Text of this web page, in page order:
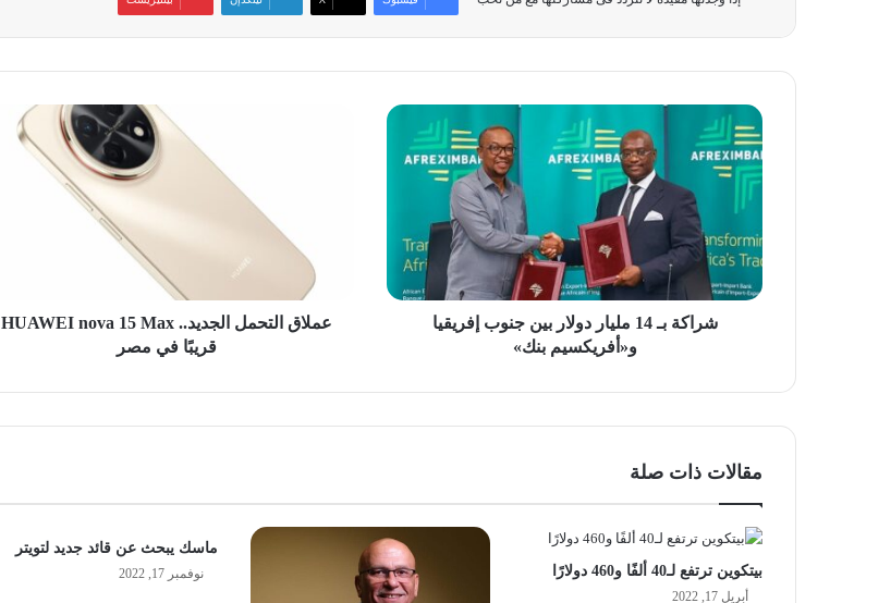
شراكة
بـ
14
مليار
دولار
جنوب
و«أفريكسيم
شراكة بـ 14 مليار دولار بين جنوب إفريقيا
و«أفريكسيم بنك»
مصر
عملاق التحمل الجديد.. HUAWEI nova 15 Max
قريبًا في مصر
مقالات ذات صلة
بيتكوين ترتفع لـ40 ألفًا و460 دولارًا
أبريل 17, 2022
ماسك يبحث عن قائد جديد لتويتر
نوفمبر 17, 2022